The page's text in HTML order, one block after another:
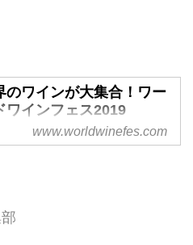
のワインが大集合！ワー
ワインフェス2019
のワイン産地から厳選された
www.worldwinefes.com